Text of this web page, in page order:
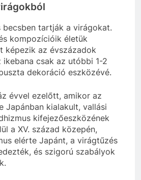
becsben tartják a virágokat.
kompozícióik életük
képezik az évszázadok
csak az utóbbi 1-2
dekoráció eszközévé.
évvel ezelőtt, amikor az
Japánban kialakult, vallási
kifejezőeszközének
a XV. század közepén,
elérte Japánt, a virágtűzés
és szigorú szabályok